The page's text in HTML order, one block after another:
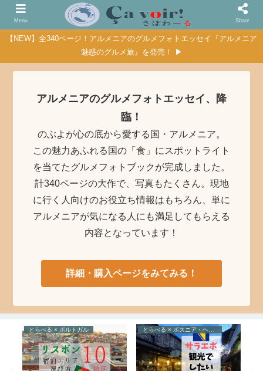
【NEW】全340ページ！アルメニアのグルメフォトエッセイ『アルメニア
魅惑のグルメ旅』を発売！ ▶
アルメニアのグルメフォトエッセイ、降
臨！
のぶよが心の底から愛する国・アルメニア。
この魅力あふれる国の「食」にスポットライト
を当てたグルメフォトブックが完成しました。
計340ページの大作で、写真もたくさん。現地
に行く人向けのお役立ち情報はもちろん、単に
アルメニアが気になる人にも満足してもらえる
内容となっています！
詳細・購入ページをみてみる！
とらべる × ポルトガル とらべる × ボスニア・ヘルツェゴビナ
Menu Share